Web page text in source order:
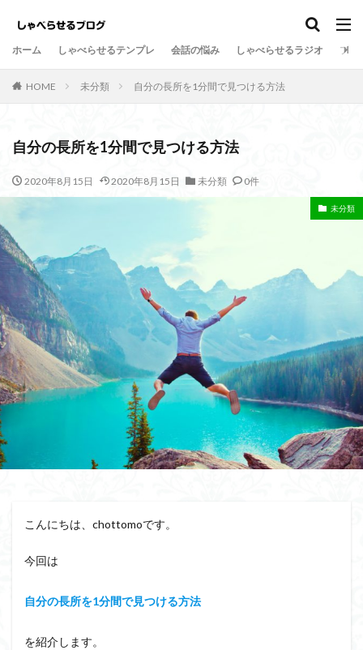
ホーム しゃべらせるテンプレ 会話の悩み しゃべらせるラジオ プロ
HOME 未分類 自分の長所を1分間で見つける方法
自分の長所を1分間で見つける方法
2020年8月15日 2020年8月15日 未分類 0件
未分類
こんにちは、chottomoです。
今回は
自分の長所を1分間で見つける方法
を紹介します。
しゃべらせるテンプレ
カテゴリー
タグ
情報凝縮
悩み 強み
女性
劇的に変わる
伝え方
会話量 書籍
会話術
着地点
音声配信
返報性の法則
質問
覚えてもらう 苦手 芸人
相槌
無口 相手を喜ばせる
相手への興味
相手が話すタイプ
相手が話さないタイプ
盲点
盛り上がる
特殊能力
無意識にしゃべらせる技術
無意識にしゃべらせたい相談会
会話迷子
おもしろ緩急話法
コツ
デザイン力
チェック
スキル
パイセン質問法
しゃべらせる技術
しゃべらせる家庭教師